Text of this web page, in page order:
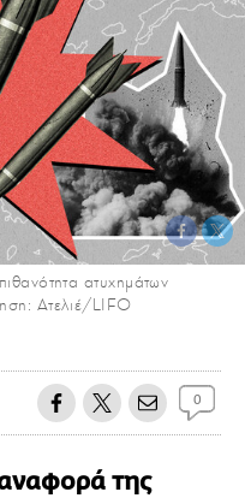
ατυχημάτων
Ατελιέ/LIFO
0
της